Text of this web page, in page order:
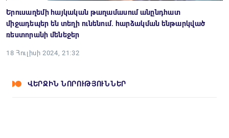
Երուսաղեմի հայկական թաղամասում անընդհատ
միջադեպեր են տեղի ունենում. հարձակման ենթարկված
ռեստորանի մենեջեր
18 Հուլիսի 2024, 21:32
ՎԵՐՋԻՆ ՆՈՐՈՒԹՅՈՒՆՆԵՐ